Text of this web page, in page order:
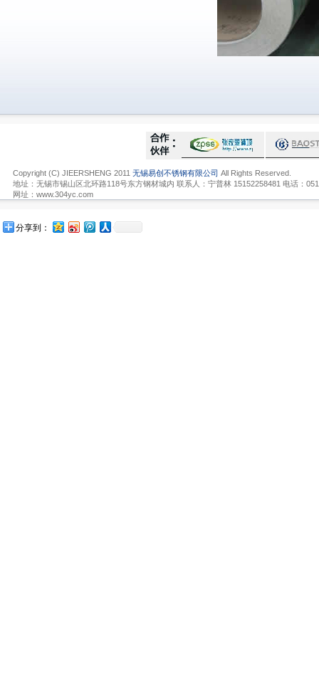
Copyright (C) JIEERSHENG 2011 无锡易创不锈钢有限公司 All Rights Reserved.
地址：无锡市锡山区北环路118号东方钢材城内 联系人：宁普林 15152258481 电话：
网址：www.304yc.com
分享到：